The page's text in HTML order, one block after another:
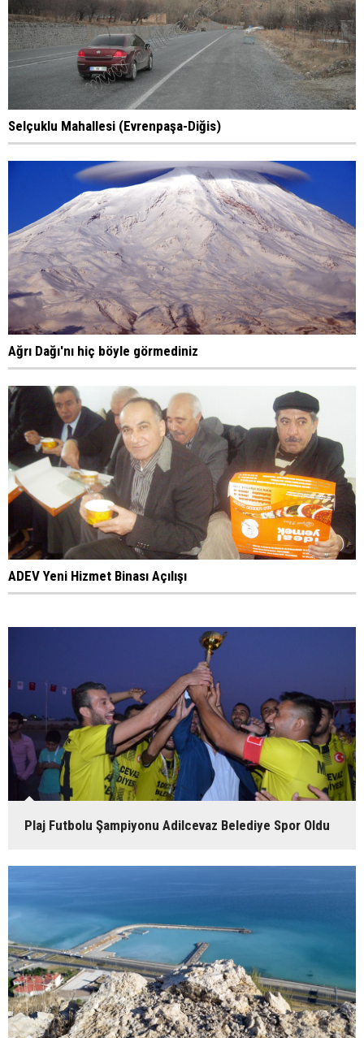
Selçuklu Mahallesi (Evrenpaşa-Diğis)
Ağrı Dağı'nı hiç böyle görmediniz
ADEV Yeni Hizmet Binası Açılışı
Plaj Futbolu Şampiyonu Adilcevaz Belediye Spor Oldu